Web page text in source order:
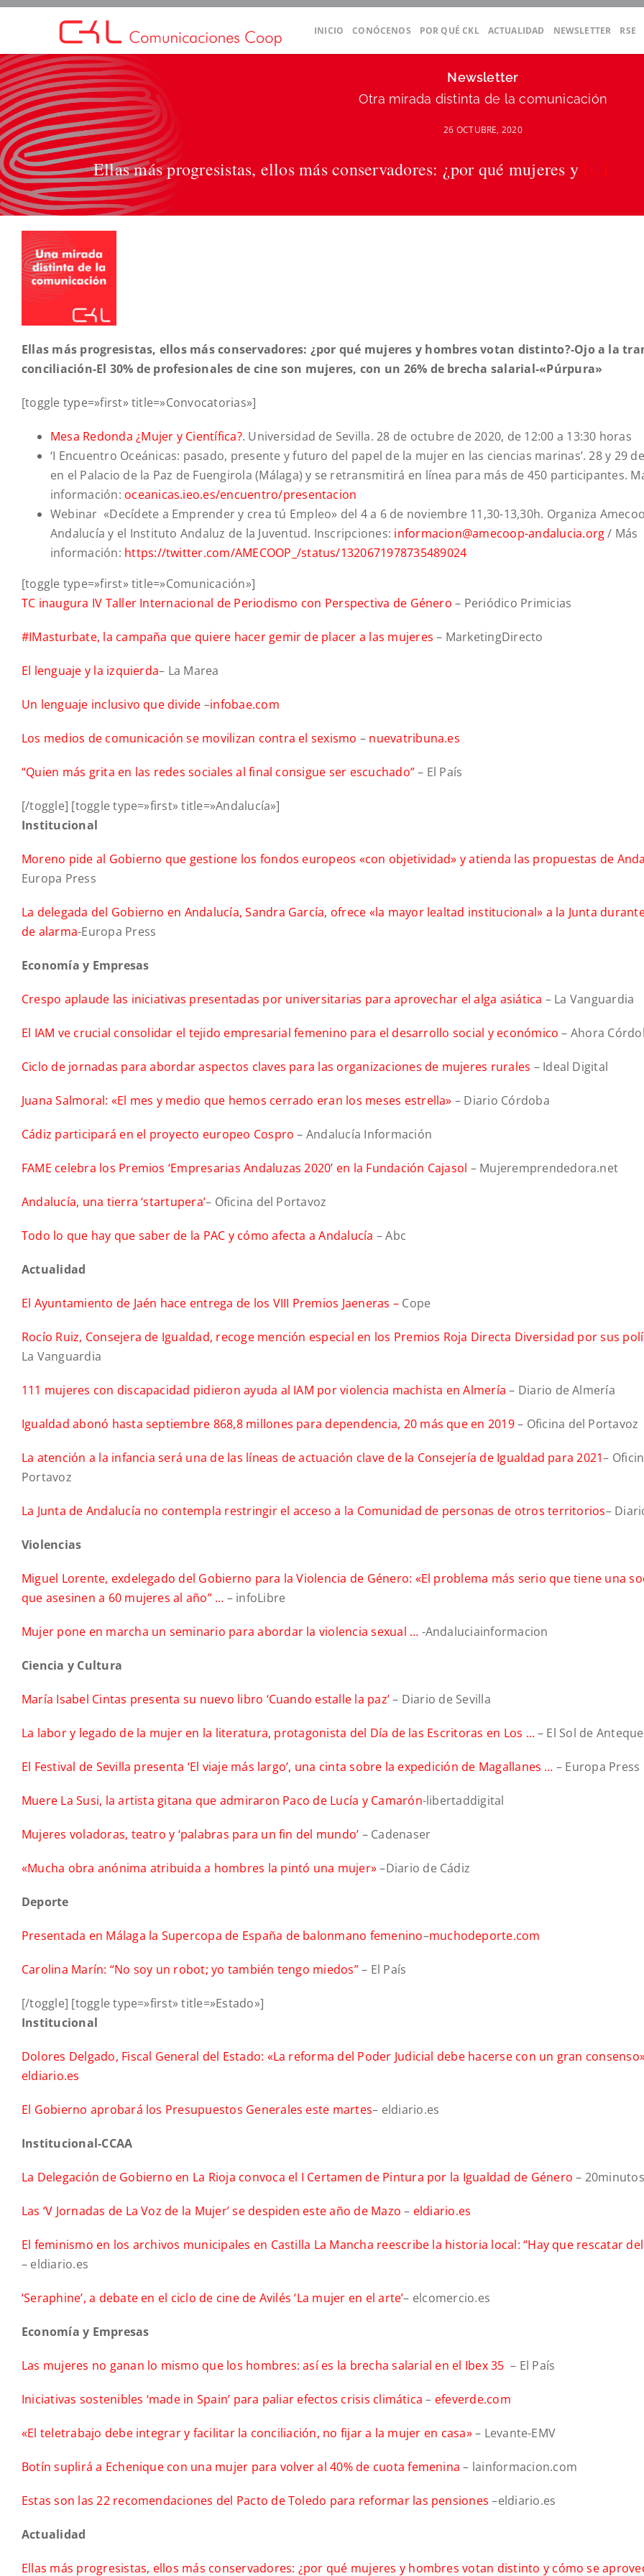
contenido
INICIO CONÓCENOS POR QUÉ CKL ACTUALIDAD NEWSLETTER RSE
Newsletter
Otra mirada distinta de la comunicación
26 OCTUBRE, 2020
Ellas más progresistas, ellos más conservadores: ¿por qué mujeres y [...]
Ellas más progresistas, ellos más conservadores: ¿por qué mujeres y hombres votan distinto?-Ojo a la
conciliación-El 30% de profesionales de cine son mujeres, con un 26% de brecha salarial-«Púrpura»
[toggle type=»first» title=»Convocatorias»]
Mesa Redonda ¿Mujer y Científica?. Universidad de Sevilla. 28 de octubre de 2020, de 12:00 a 13:30 horas
‘I Encuentro Oceánicas: pasado, presente y futuro del papel de la mujer en las ciencias marinas’. 28 y 29
en el Palacio de la Paz de Fuengirola (Málaga) y se retransmitirá en línea para más de 450 participantes.
información: oceanicas.ieo.es/encuentro/presentacion
Webinar «Decídete a Emprender y crea tú Empleo» del 4 a 6 de noviembre 11,30-13,30h. Organiza
Andalucía y el Instituto Andaluz de la Juventud. Inscripciones: informacion@amecoop-andalucia.org/ Más
información: https://twitter.com/AMECOOP_/status/1320671978735489024
[toggle type=»first» title=»Comunicación»]
TC inaugura IV Taller Internacional de Periodismo con Perspectiva de Género– Periódico Primicias
#IMasturbate, la campaña que quiere hacer gemir de placer a las mujeres– MarketingDirecto
El lenguaje y la izquierda– La Marea
Un lenguaje inclusivo que divide –infobae.com
Los medios de comunicación se movilizan contra el sexismo – nuevatribuna.es
“Quien más grita en las redes sociales al final consigue ser escuchado”– El País
[/toggle] [toggle type=»first» title=»Andalucía»]
Institucional
Moreno pide al Gobierno que gestione los fondos europeos «con objetividad» y atienda las propuestas de
Europa Press
La delegada del Gobierno en Andalucía, Sandra García, ofrece «la mayor lealtad institucional» a la Junta
de alarma-Europa Press
Economía y Empresas
Crespo aplaude las iniciativas presentadas por universitarias para aprovechar el alga asiática – La Vanguardia
El IAM ve crucial consolidar el tejido empresarial femenino para el desarrollo social y económico– Ahora
Ciclo de jornadas para abordar aspectos claves para las organizaciones de mujeres rurales – Ideal Digital
Juana Salmoral: «El mes y medio que hemos cerrado eran los meses estrella» – Diario Córdoba
Cádiz participará en el proyecto europeo Cospro– Andalucía Información
FAME celebra los Premios ‘Empresarias Andaluzas 2020’ en la Fundación Cajasol – Mujeremprendedora.net
Andalucía, una tierra ‘startupera’– Oficina del Portavoz
Todo lo que hay que saber de la PAC y cómo afecta a Andalucía – Abc
Actualidad
El Ayuntamiento de Jaén hace entrega de los VIII Premios Jaeneras – Cope
Rocío Ruiz, Consejera de Igualdad, recoge mención especial en los Premios Roja Directa Diversidad por sus
La Vanguardia
111 mujeres con discapacidad pidieron ayuda al IAM por violencia machista en Almería– Diario de Almería
Igualdad abonó hasta septiembre 868,8 millones para dependencia, 20 más que en 2019– Oficina del Portavoz
La atención a la infancia será una de las líneas de actuación clave de la Consejería de Igualdad para 2021–
Portavoz
La Junta de Andalucía no contempla restringir el acceso a la Comunidad de personas de otros territorios–
Violencias
Miguel Lorente, exdelegado del Gobierno para la Violencia de Género: «El problema más serio que tiene una
que asesinen a 60 mujeres al año” … – infoLibre
Mujer pone en marcha un seminario para abordar la violencia sexual … -Andaluciainformacion
Ciencia y Cultura
María Isabel Cintas presenta su nuevo libro ‘Cuando estalle la paz’– Diario de Sevilla
La labor y legado de la mujer en la literatura, protagonista del Día de las Escritoras en Los …– El Sol de
El Festival de Sevilla presenta ‘El viaje más largo’, una cinta sobre la expedición de Magallanes … – Europa Press
Muere La Susi, la artista gitana que admiraron Paco de Lucía y Camarón-libertaddigital
Mujeres voladoras, teatro y ‘palabras para un fin del mundo’ – Cadenaser
«Mucha obra anónima atribuida a hombres la pintó una mujer»–Diario de Cádiz
Deporte
Presentada en Málaga la Supercopa de España de balonmano femenino–muchodeporte.com
Carolina Marín: “No soy un robot; yo también tengo miedos”– El País
[/toggle] [toggle type=»first» title=»Estado»]
Institucional
Dolores Delgado, Fiscal General del Estado: «La reforma del Poder Judicial debe hacerse con un gran
eldiario.es
El Gobierno aprobará los Presupuestos Generales este martes– eldiario.es
Institucional-CCAA
La Delegación de Gobierno en La Rioja convoca el I Certamen de Pintura por la Igualdad de Género– 20minutos
Las ‘V Jornadas de La Voz de la Mujer’ se despiden este año de Mazo– eldiario.es
El feminismo en los archivos municipales en Castilla La Mancha reescribe la historia local: “Hay que rescatar
– eldiario.es
‘Seraphine’, a debate en el ciclo de cine de Avilés ‘La mujer en el arte’– elcomercio.es
Economía y Empresas
Las mujeres no ganan lo mismo que los hombres: así es la brecha salarial en el Ibex 35– El País
Iniciativas sostenibles ‘made in Spain’ para paliar efectos crisis climática – efeverde.com
«El teletrabajo debe integrar y facilitar la conciliación, no fijar a la mujer en casa»– Levante-EMV
Botín suplirá a Echenique con una mujer para volver al 40% de cuota femenina– lainformacion.com
Estas son las 22 recomendaciones del Pacto de Toledo para reformar las pensiones –eldiario.es
Actualidad
Ellas más progresistas, ellos más conservadores: ¿por qué mujeres y hombres votan distinto y cómo se